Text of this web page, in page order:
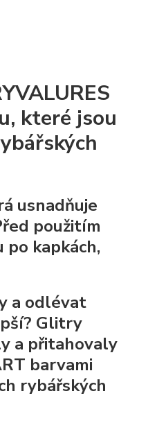
které jsou
usnadňuje
použitím
kapkách,
a odlévat
Glitry
a přitahovaly
barvami
rybářských